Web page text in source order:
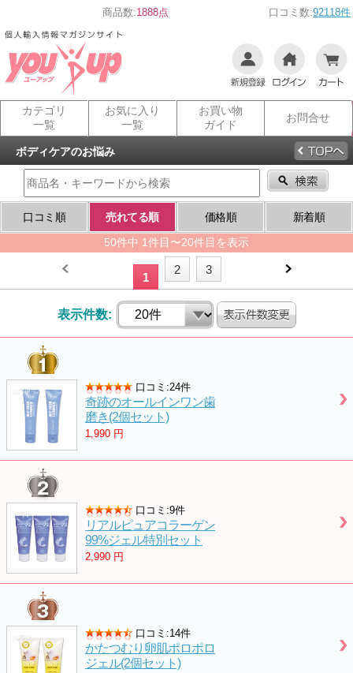
商品数:1888点 口コミ数:92118件
カテゴリ
一覧
お気に入り
一覧
お買い物
ガイド
お問合せ
ボディケアのお悩み
口コミ順 売れてる順 価格順
新着順
50件中 1件目〜20件目を表示
1
2 3
表示件数:
口コミ:24件
奇跡のオールインワン歯
磨き(2個セット)
1,990 円
口コミ:9件
リアルピュアコラーゲン
99%ジェル特別セット
2,990 円
口コミ:14件
かたつむり卵肌ポロポロ
ジェル(2個セット)